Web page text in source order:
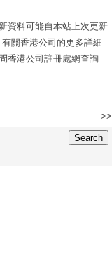
資料可能自本站上次更新
關香港公司的更多詳細
香港公司註冊處網查詢
>>